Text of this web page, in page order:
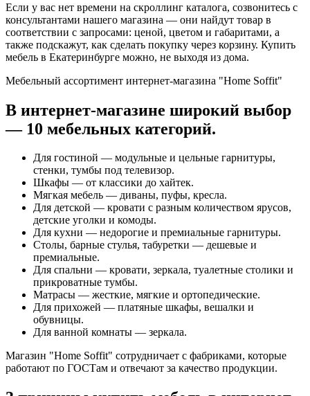
Если у вас нет времени на скроллинг каталога, созвонитесь с
консультантами нашего магазина — они найдут товар в
соответствии с запросами: ценой, цветом и габаритами, а
также подскажут, как сделать покупку через корзину. Купить
мебель в Екатеринбурге можно, не выходя из дома.
Мебельный ассортимент интернет-магазина "Home Soffit"
В интернет-магазине широкий выбор
— 10 мебельных категорий.
Для гостиной — модульные и цельные гарнитуры,
стенки, тумбы под телевизор.
Шкафы — от классики до хайтек.
Мягкая мебель — диваны, пуфы, кресла.
Для детской — кровати с разным количеством ярусов,
детские уголки и комоды.
Для кухни — недорогие и премиальные гарнитуры.
Столы, барные стулья, табуретки — дешевые и
премиальные.
Для спальни — кровати, зеркала, туалетные столики и
прикроватные тумбы.
Матрасы — жесткие, мягкие и ортопедические.
Для прихожей — платяные шкафы, вешалки и
обувницы.
Для ванной комнаты — зеркала.
Магазин "Home Soffit" сотрудничает с фабриками, которые
работают по ГОСТам и отвечают за качество продукции.